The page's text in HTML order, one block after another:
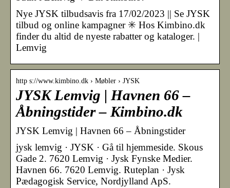
Nye JYSK tilbudsavis fra 17/02/2023 || Se JYSK
tilbud og online kampagner ✳️ Hos Kimbino.dk
finder du altid de nyeste rabatter og kataloger. |
Lemvig
http s://www.kimbino.dk › Møbler › JYSK
JYSK Lemvig | Havnen 66 –
Åbningstider – Kimbino.dk
JYSK Lemvig | Havnen 66 – Åbningstider
jysk lemvig · JYSK · Gå til hjemmeside. Skous
Gade 2. 7620 Lemvig · Jysk Fynske Medier.
Havnen 66. 7620 Lemvig. Ruteplan · Jysk
Pædagogisk Service, Nordjylland ApS.